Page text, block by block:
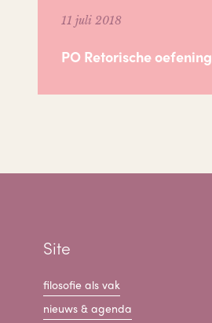
11 juli 2018
PO Retorische oefening
Site
filosofie als vak
nieuws & agenda